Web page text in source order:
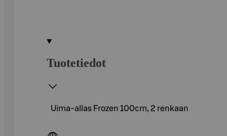
Tuotetiedot
Uima-allas Frozen 100cm, 2 renkaan